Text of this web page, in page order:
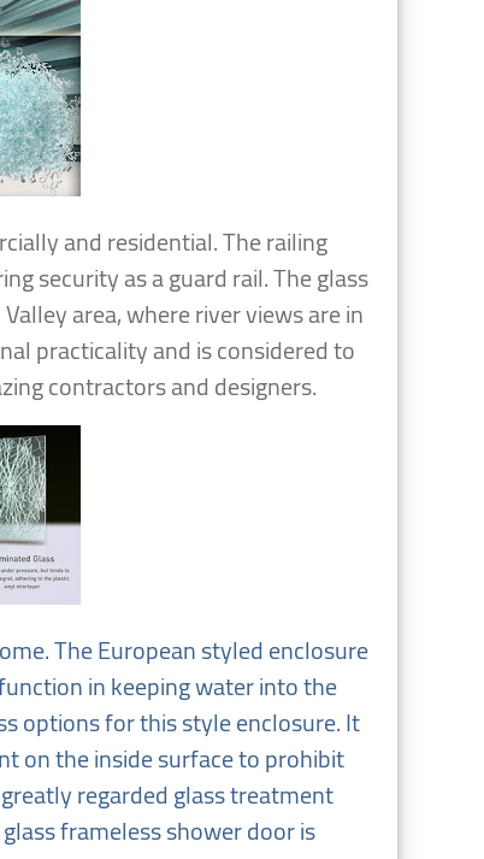
and residential. The railing
security as a guard rail. The glass
area, where river views are in
practicality and is considered to
contractors and designers.
The European styled enclosure
in keeping water into the
options for this style enclosure. It
on the inside surface to prohibit
regarded glass treatment
frameless shower door is